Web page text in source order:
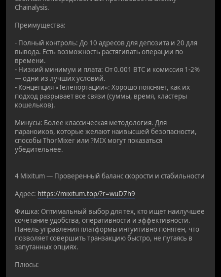
Chainalysis.
Преимущества:
- Полный контроль: До 10 адресов для депозита и 20 для
вывода. Есть возможность растягивать операции по
времени.
- Низкий минимум и плата: От 0.001 BTC и комиссия 1-2%
— одни из лучших условий.
- Концепция «Телепортации»: Хорошо поясняет, как их
подход разрывает все связи (суммы, время, кластеры
кошельков).
Минусы: Более классическая методология. Для
параноиков, которые желают наивысшей безопасности,
способы ThorMixer или ?MIX могут показаться
убедительнее.
4 Mixitum — Проверенный баланс скорости и стабильности
Адрес: https://mixitum.top/?r=wuD7h9
Фишка: Оптимальный выбор для тех, кто ищет наилучшее
сочетание удобства, оперативности и эффективности.
Панель управления платформы интуитивно понятен, что
позволяет совершить транзакцию быстро, не путаясь в
запутанных опциях.
Плюсы: